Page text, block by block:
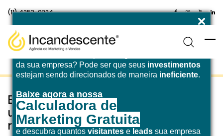
da sua empresa? Pode ser que seus investimentos
estejam sendo direcionados de maneira ineficiente.
Baixe agora a nossa
Calculadora de
Marketing Gratuita
e descubra quantos visitantes e leads sua empresa
(11) 4253-0224
ESCAD Rental escolhe TOTVS para
unificar gestão e potencializar
rentabilidade